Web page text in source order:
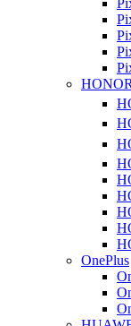
HONOR
OnePlus